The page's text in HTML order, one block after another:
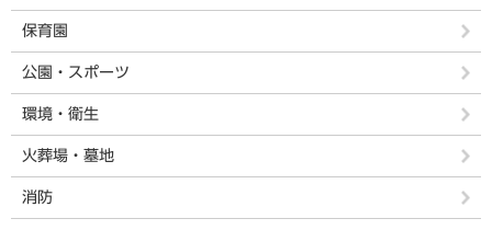
保育園
公園・スポーツ
環境・衛生
火葬場・墓地
消防